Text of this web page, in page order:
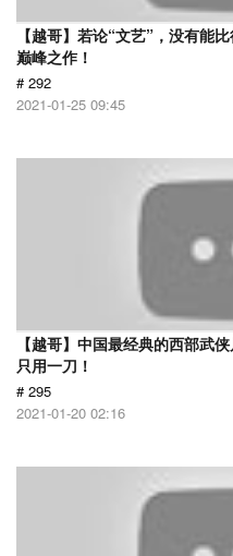
【越哥】若论“文艺”，没有能
巅峰之作！
# 292
2021-01-25 09:45
【越哥】中国最经典的西部武
只用一刀！
# 295
2021-01-20 02:16